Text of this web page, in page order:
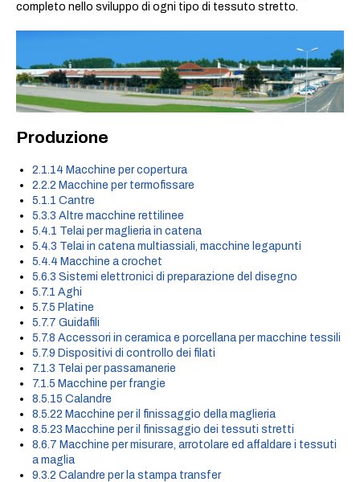
completo nello sviluppo di ogni tipo di tessuto stretto.
Produzione
2.1.14 Macchine per copertura
2.2.2 Macchine per termofissare
5.1.1 Cantre
5.3.3 Altre macchine rettilinee
5.4.1 Telai per maglieria in catena
5.4.3 Telai in catena multiassiali, macchine legapunti
5.4.4 Macchine a crochet
5.6.3 Sistemi elettronici di preparazione del disegno
5.7.1 Aghi
5.7.5 Platine
5.7.7 Guidafili
5.7.8 Accessori in ceramica e porcellana per macchine tessili
5.7.9 Dispositivi di controllo dei filati
7.1.3 Telai per passamanerie
7.1.5 Macchine per frangie
8.5.15 Calandre
8.5.22 Macchine per il finissaggio della maglieria
8.5.23 Macchine per il finissaggio dei tessuti stretti
8.6.7 Macchine per misurare, arrotolare ed affaldare i tessuti
a maglia
9.3.2 Calandre per la stampa transfer